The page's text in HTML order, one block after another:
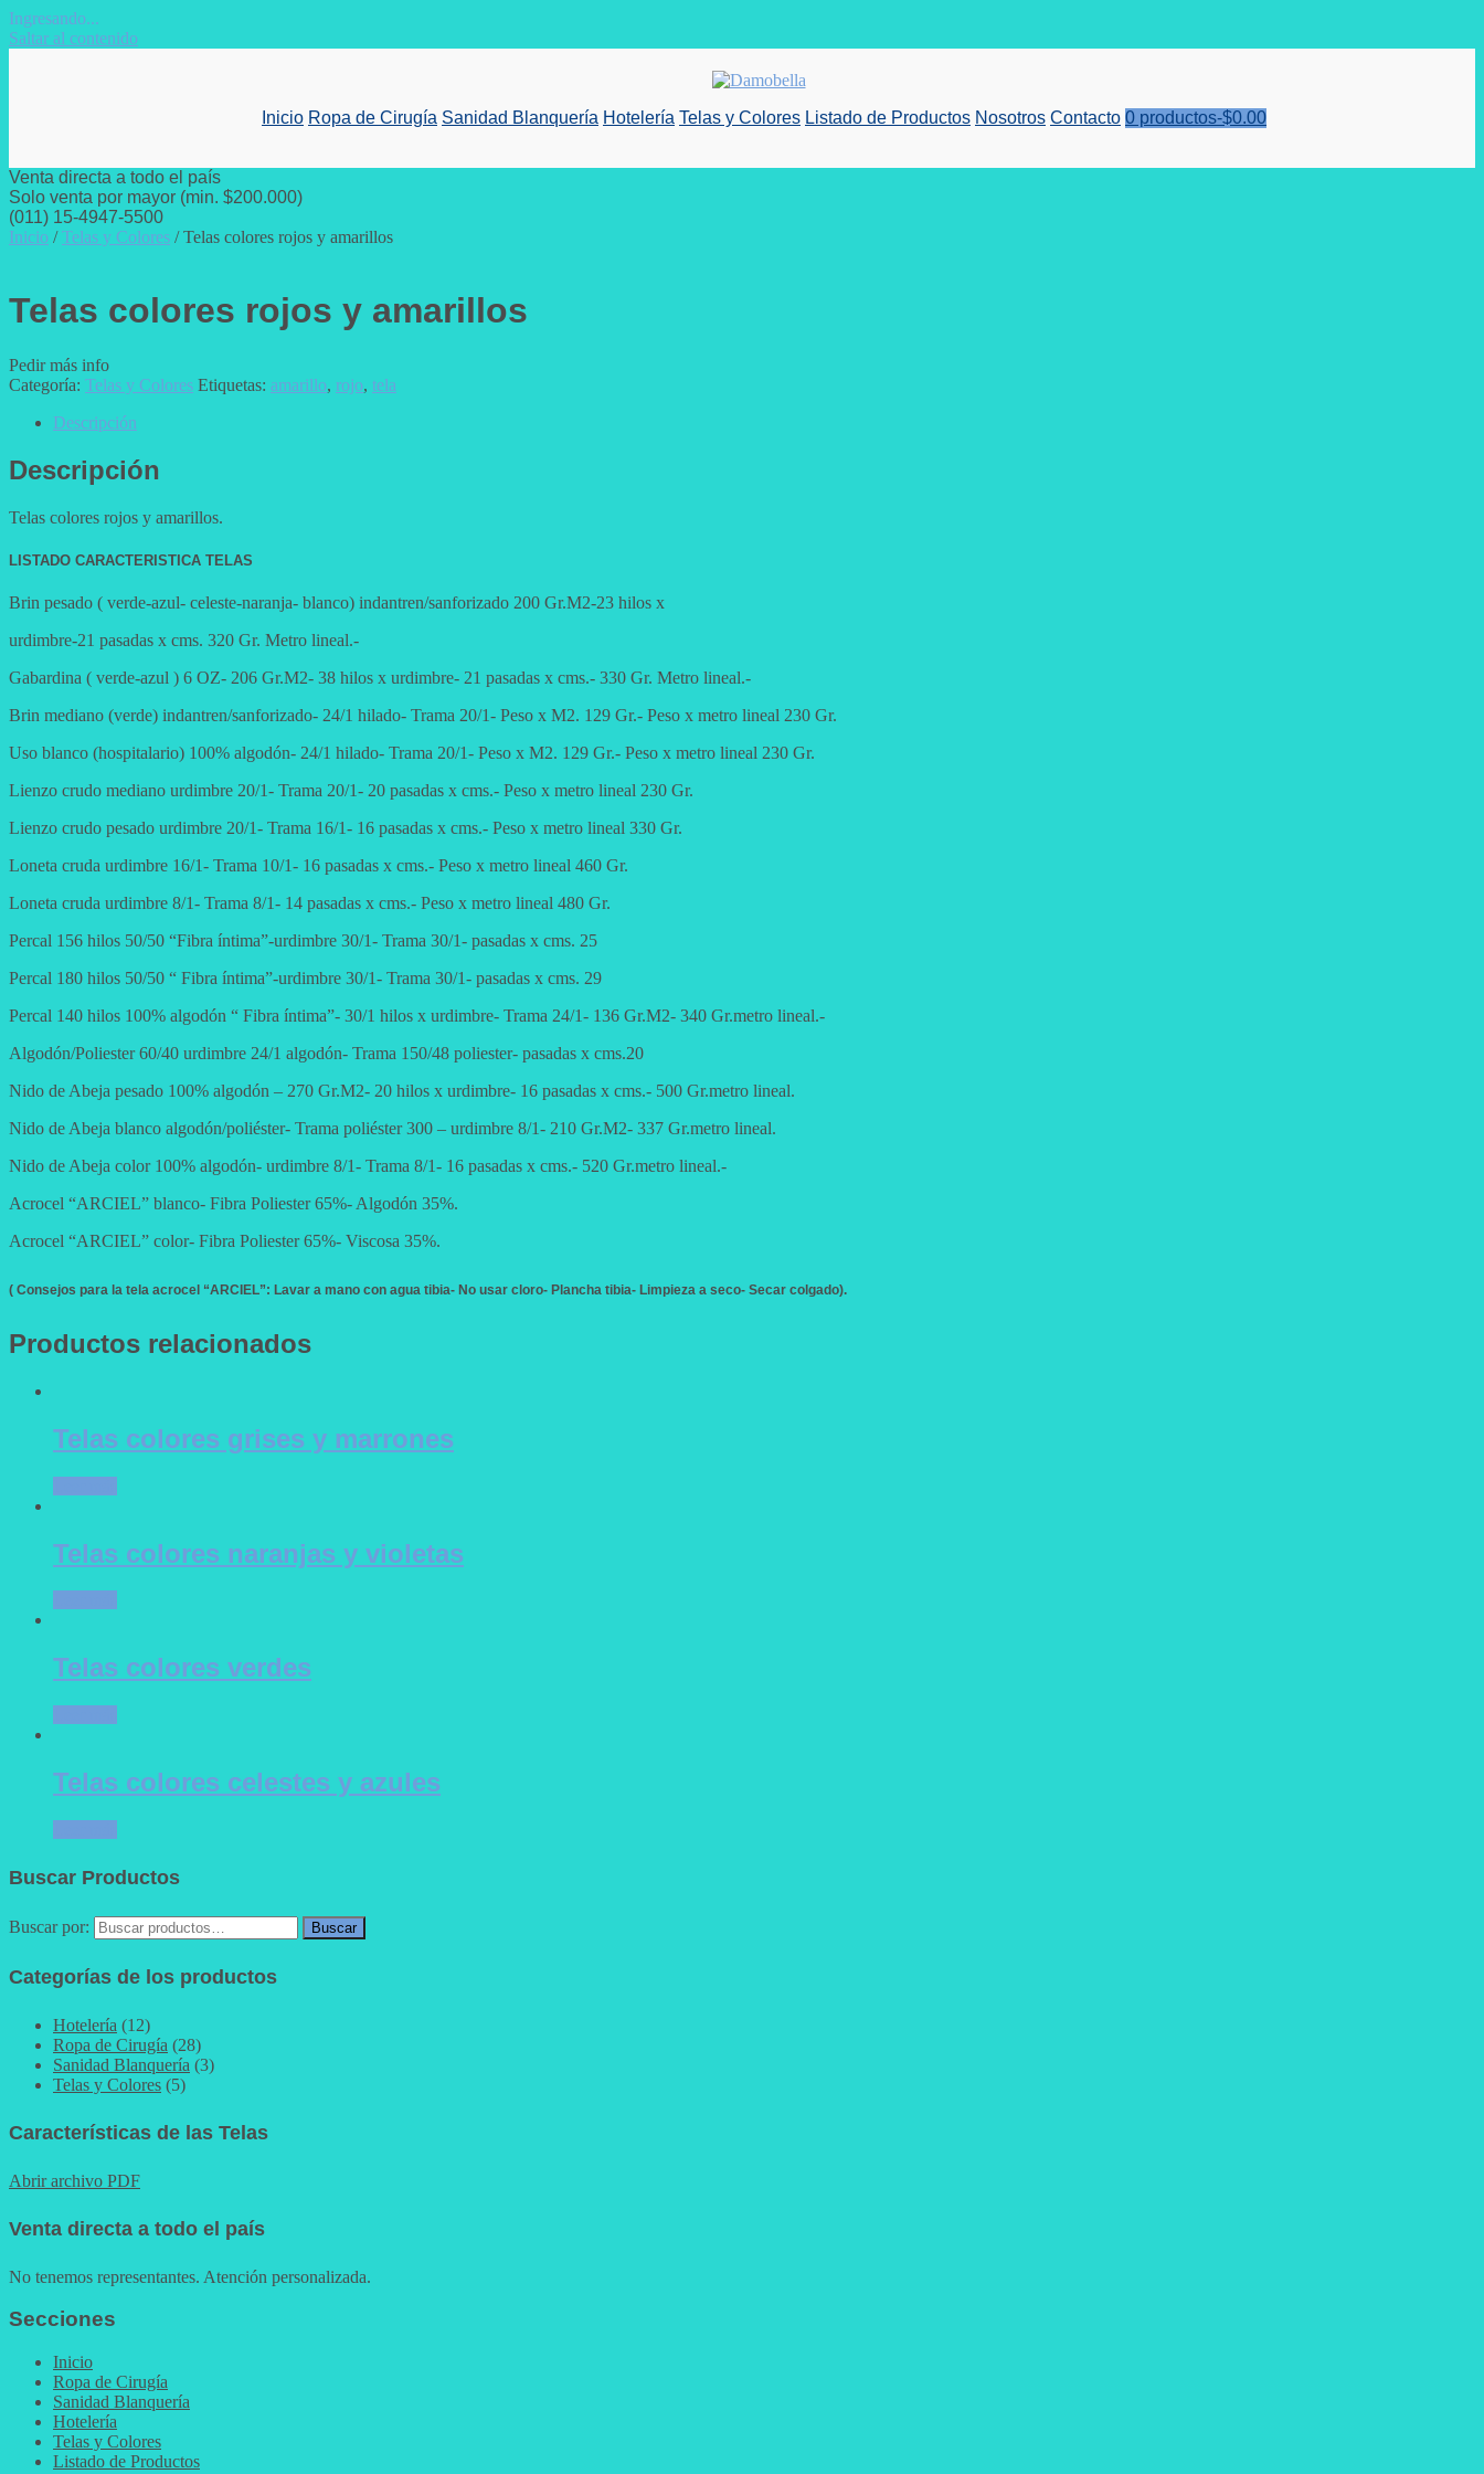
Ingresando...
Saltar al contenido
Inicio Ropa de Cirugía Sanidad Blanquería Hotelería Telas y Colores Listado de Productos Nosotros Contacto 0 productos-$0.00
Venta directa a todo el país
Solo venta por mayor (min. $200.000)
(011) 15-4947-5500
Inicio /Telas y Colores / Telas colores rojos y amarillos
Telas colores rojos y amarillos
Pedir más info
Categoría: Telas y Colores Etiquetas: amarillo, rojo, tela
Descripción
Descripción
Telas colores rojos y amarillos.
LISTADO CARACTERISTICA TELAS
Brin pesado ( verde-azul- celeste-naranja- blanco) indantren/sanforizado 200 Gr.M2-23 hilos x
urdimbre-21 pasadas x cms. 320 Gr. Metro lineal.-
Gabardina ( verde-azul ) 6 OZ- 206 Gr.M2- 38 hilos x urdimbre- 21 pasadas x cms.- 330 Gr. Metro lineal.-
Brin mediano (verde) indantren/sanforizado- 24/1 hilado- Trama 20/1- Peso x M2. 129 Gr.- Peso x metro lineal 230 Gr.
Uso blanco (hospitalario) 100% algodón- 24/1 hilado- Trama 20/1- Peso x M2. 129 Gr.- Peso x metro lineal 230 Gr.
Lienzo crudo mediano urdimbre 20/1- Trama 20/1- 20 pasadas x cms.- Peso x metro lineal 230 Gr.
Lienzo crudo pesado urdimbre 20/1- Trama 16/1- 16 pasadas x cms.- Peso x metro lineal 330 Gr.
Loneta cruda urdimbre 16/1- Trama 10/1- 16 pasadas x cms.- Peso x metro lineal 460 Gr.
Loneta cruda urdimbre 8/1- Trama 8/1- 14 pasadas x cms.- Peso x metro lineal 480 Gr.
Percal 156 hilos 50/50 “Fibra íntima”-urdimbre 30/1- Trama 30/1- pasadas x cms. 25
Percal 180 hilos 50/50 “ Fibra íntima”-urdimbre 30/1- Trama 30/1- pasadas x cms. 29
Percal 140 hilos 100% algodón “ Fibra íntima”- 30/1 hilos x urdimbre- Trama 24/1- 136 Gr.M2- 340 Gr.metro lineal.-
Algodón/Poliester 60/40 urdimbre 24/1 algodón- Trama 150/48 poliester- pasadas x cms.20
Nido de Abeja pesado 100% algodón – 270 Gr.M2- 20 hilos x urdimbre- 16 pasadas x cms.- 500 Gr.metro lineal.
Nido de Abeja blanco algodón/poliéster- Trama poliéster 300 – urdimbre 8/1- 210 Gr.M2- 337 Gr.metro lineal.
Nido de Abeja color 100% algodón- urdimbre 8/1- Trama 8/1- 16 pasadas x cms.- 520 Gr.metro lineal.-
Acrocel “ARCIEL” blanco- Fibra Poliester 65%- Algodón 35%.
Acrocel “ARCIEL” color- Fibra Poliester 65%- Viscosa 35%.
( Consejos para la tela acrocel “ARCIEL”: Lavar a mano con agua tibia- No usar cloro- Plancha tibia- Limpieza a seco- Secar colgado).
Productos relacionados
Telas colores grises y marrones
Telas colores naranjas y violetas
Telas colores verdes
Telas colores celestes y azules
Buscar Productos
Buscar por: Buscar
Categorías de los productos
Hotelería (12)
Ropa de Cirugía (28)
Sanidad Blanquería (3)
Telas y Colores (5)
Características de las Telas
Abrir archivo PDF
Venta directa a todo el país
No tenemos representantes. Atención personalizada.
Secciones
Inicio
Ropa de Cirugía
Sanidad Blanquería
Hotelería
Telas y Colores
Listado de Productos